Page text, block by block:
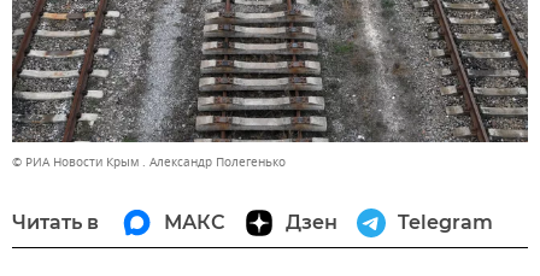
© РИА Новости Крым . Александр Полегенько
Читать в МАКС Дзен Telegram